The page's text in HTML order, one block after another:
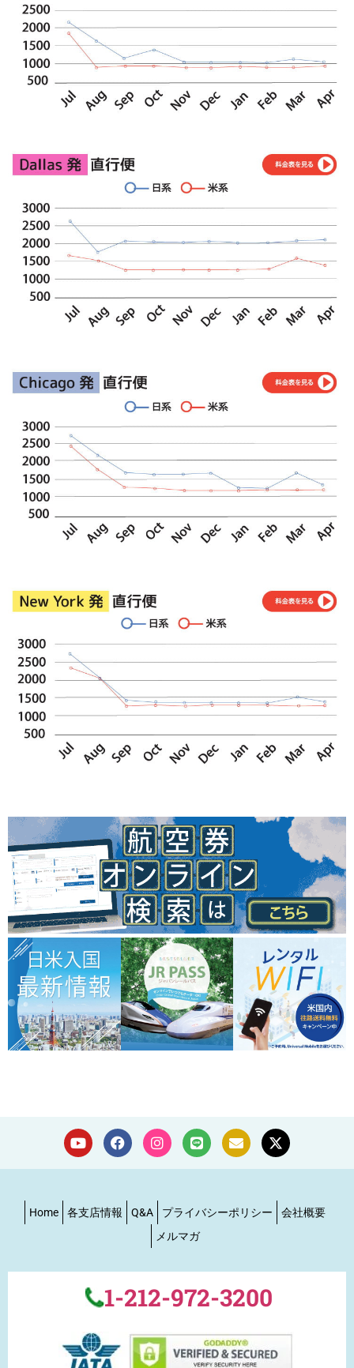
Home 各支店情報 Q&A プライバシーポリシー
会社概要
メルマガ
1-212-972-3200